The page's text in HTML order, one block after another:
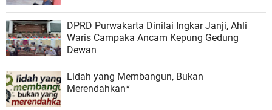
DPRD Purwakarta Dinilai Ingkar Janji, Ahli
Waris Campaka Ancam Kepung Gedung
Dewan
Lidah yang Membangun, Bukan
Merendahkan*